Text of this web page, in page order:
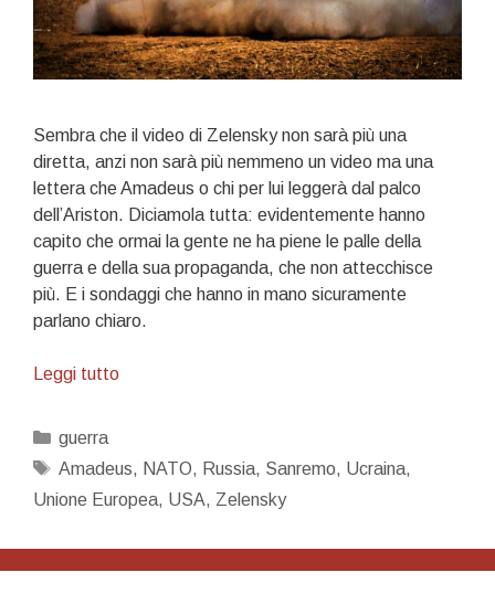
Sembra che il video di Zelensky non sarà più una
diretta, anzi non sarà più nemmeno un video ma una
lettera che Amadeus o chi per lui leggerà dal palco
dell’Ariston. Diciamola tutta: evidentemente hanno
capito che ormai la gente ne ha piene le palle della
guerra e della sua propaganda, che non attecchisce
più. E i sondaggi che hanno in mano sicuramente
parlano chiaro.
Leggi tuttoNoi
no
non
Categorie
guerra
Tag
Amadeus, NATO, Russia, Sanremo, Ucraina,
Unione Europea, USA, Zelensky